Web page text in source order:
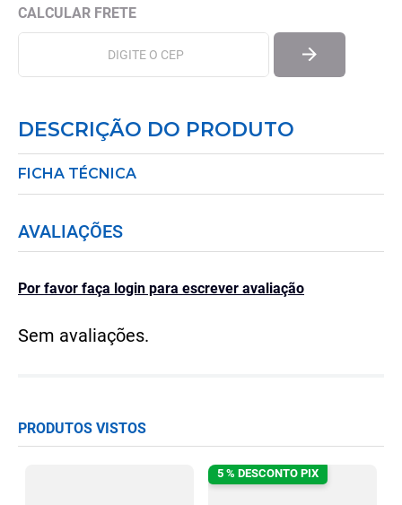
DESCRIÇÃO DO PRODUTO
FICHA TÉCNICA
AVALIAÇÕES
Por favor faça login para escrever avaliação
Sem avaliações.
PRODUTOS VISTOS
5 % DESCONTO PIX